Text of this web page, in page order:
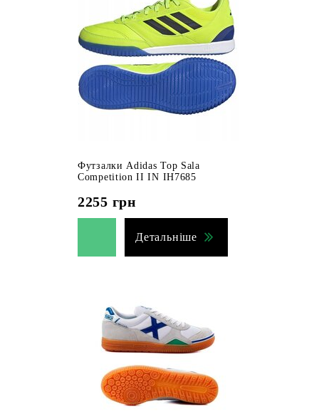
Футзалки Adidas Top Sala
Competition II IN IH7685
2255 грн
Детальніше